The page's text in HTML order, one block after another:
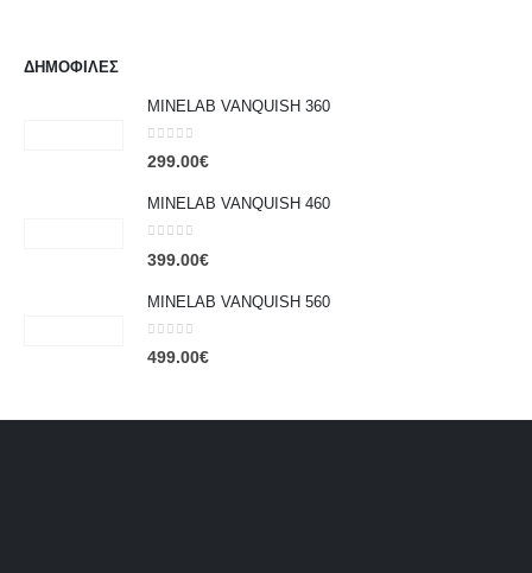
ΔΗΜΟΦΙΛΕΣ
MINELAB VANQUISH 360
0 out of 5
299.00€
MINELAB VANQUISH 460
399.00€
MINELAB VANQUISH 560
0out of 5
499.00€